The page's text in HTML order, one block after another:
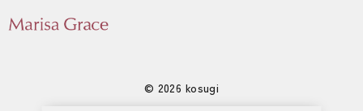
© 2026 kosugi